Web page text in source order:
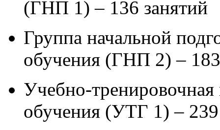
(ГНП 1) – 136 занятий
Группа начальной
обучения (ГНП 2) –
Учебно-тренировочная
обучения (УТГ 1) – 239